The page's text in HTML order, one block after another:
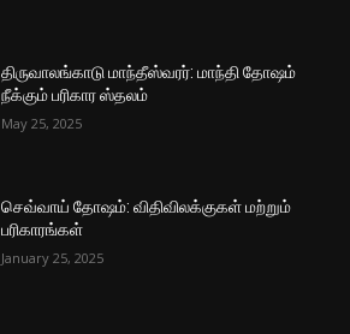
திருவாலங்காடு மாந்தீஸ்வரர்: மாந்தி தோஷம்
நீக்கும் பரிகார ஸ்தலம்
May 25, 2025
செவ்வாய் தோஷம்: விதிவிலக்குகள் மற்றும்
பரிகாரங்கள்
January 25, 2025